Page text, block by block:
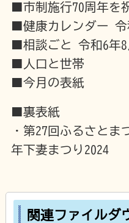
■市制施行70周年を
■健康カレンダー 令
■相談ごと 令和6年8
■人口と世帯
■今月の表紙
■裏表紙
・第27回ふるさとま
年下妻まつり2024
関連ファイルダ